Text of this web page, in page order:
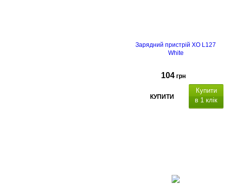
Зарядний пристрій XO L127
White
104 грн
КУПИТИ
Купити
в 1 клік